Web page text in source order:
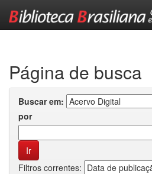
Página de busca
Buscar em:
por
Filtros correntes: